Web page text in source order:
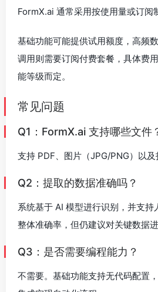
FormX.ai 通常采用按使用量或订阅
基础功能可能提供试用额度，高频
调用则需要订阅付费套餐，具体费
能等级而定。
常见问题
Q1：FormX.ai 支持哪些文件
支持 PDF、图片（JPG/PNG）以及
Q2：提取的数据准确吗？
系统基于 AI 模型进行识别，并支
整体准确率，但仍建议对关键数据进
Q3：是否需要编程能力？
不需要。基础功能支持无代码配置